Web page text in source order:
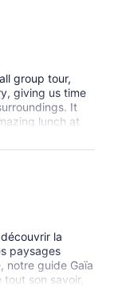
group tour,
giving us time
It
lunch at
la
paysages
notre guide Gaïa
son savoir,
le repas